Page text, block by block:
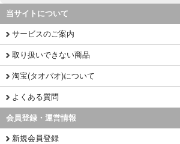
当サイトについて
サービスのご案内
取り扱いできない商品
淘宝(タオバオ)について
よくある質問
会員登録・運営情報
新規会員登録